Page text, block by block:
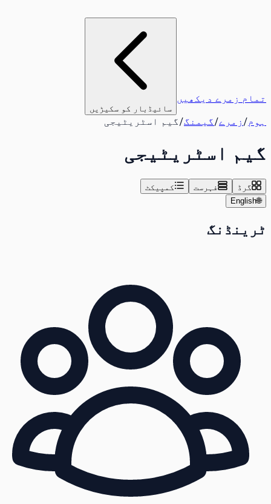
تمام زمرے دیکھیں
سائیڈبار کو سکیڑیں
ہوم /زمرے/گیمنگ/گیم اسٹریٹیجی
گیم اسٹریٹیجی
گرڈ فہرست کمپیکٹ
🌐
English
ٹرینڈنگ